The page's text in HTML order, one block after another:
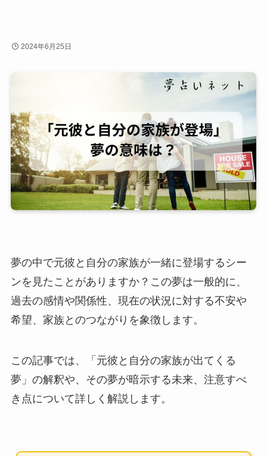
2024年6月25日
夢の中で元彼と自分の家族が一緒に登場するシー
ンを見たことがありますか？この夢は一般的に、
過去の感情や関係性、現在の状況に対する不安や
希望、家族とのつながりを象徴します。
この記事では、「元彼と自分の家族が出てくる
夢」の解釈や、その夢が暗示する未来、注意すべ
き点について詳しく解説します。